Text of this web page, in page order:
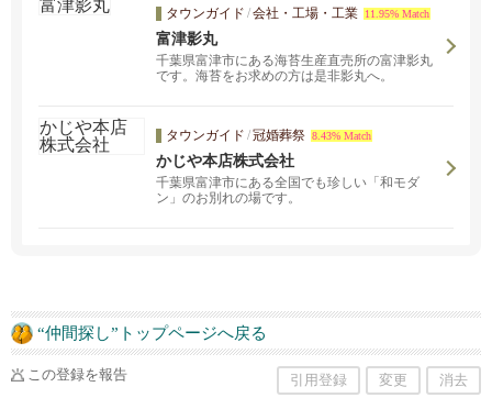
タウンガイド /会社・工場・工業 11.95% Match
富津影丸
千葉県富津市にある海苔生産直売所の富津影丸
です。海苔をお求めの方は是非影丸へ。
タウンガイド /冠婚葬祭 8.43% Match
かじや本店株式会社
千葉県富津市にある全国でも珍しい「和モダ
ン」のお別れの場です。
“仲間探し”トップページへ戻る
この登録を報告 引用登録 変更 消去